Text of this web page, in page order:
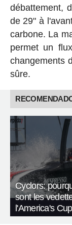
débattement,
de 29" à
carbone. La
permet un
changements
sûre.
Cyclors:
sont les
l'America's